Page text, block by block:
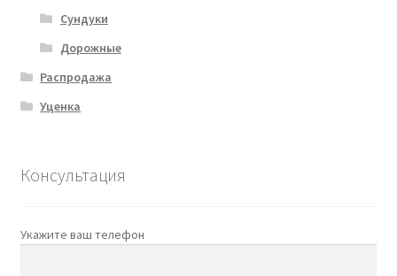
Сундуки
Дорожные
Распродажа
Уценка
Консультация
Укажите ваш телефон